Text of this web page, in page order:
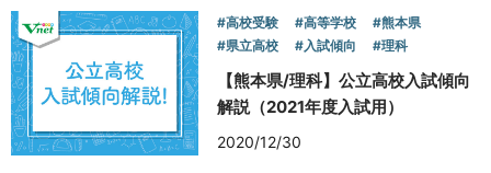
#高校受験 #高等学校
#熊本県
#県立高校
#入試傾向 #理科
【熊本県/理科】公立高校入試傾向
解説（2021年度入試用）
2020/12/30